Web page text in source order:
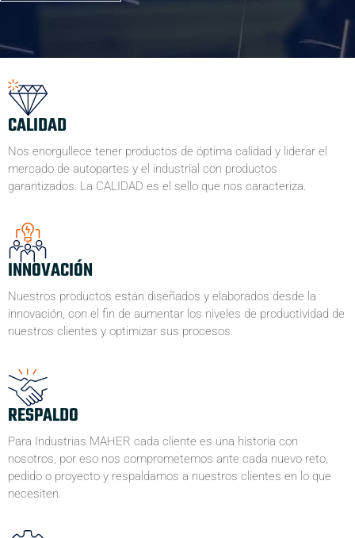
CALIDAD
Nos enorgullece tener productos de óptima calidad y liderar el
mercado de autopartes y el industrial con productos
garantizados. La CALIDAD es el sello que nos caracteriza.
INNOVACIÓN
Nuestros productos están diseñados y elaborados desde la
innovación, con el fin de aumentar los niveles de productividad de
nuestros clientes y optimizar sus procesos.
RESPALDO
Para Industrias MAHER cada cliente es una historia con
nosotros, por eso nos comprometemos ante cada nuevo reto,
pedido o proyecto y respaldamos a nuestros clientes en lo que
necesiten.